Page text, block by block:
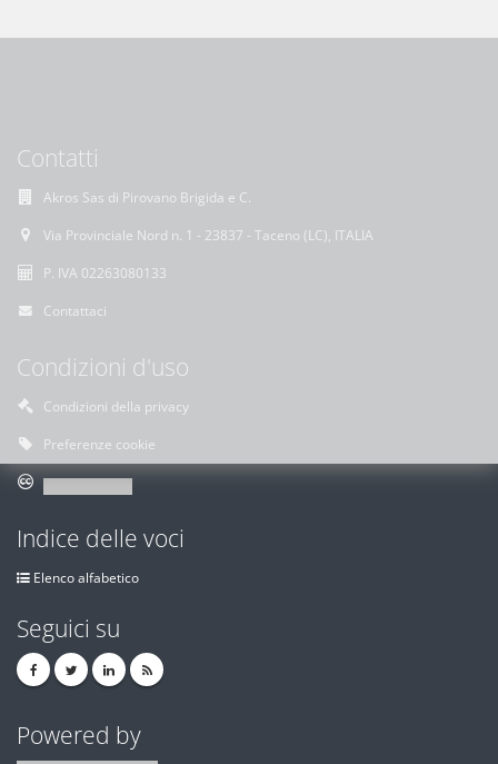
Contatti
Akros Sas di Pirovano Brigida e C.
Via Provinciale Nord n. 1 - 23837 - Taceno (LC), ITALIA
P. IVA 02263080133
Contattaci
Condizioni d'uso
Condizioni della privacy
Preferenze cookie
Indice delle voci
Elenco alfabetico
Seguici su
Powered by